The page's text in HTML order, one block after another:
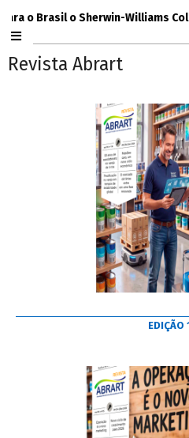
o Sherwin-Williams Color
Revista Abrart
EDIÇÃO